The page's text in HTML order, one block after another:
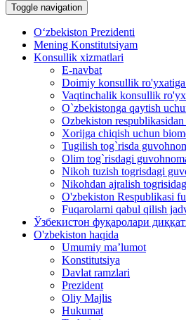
Toggle navigation
Oʻzbekiston Prezidenti
Mening Konstitutsiyam
Konsullik xizmatlari
E-navbat
Doimiy konsullik ro'yxatiga
Vaqtinchalik konsullik
O`zbekistonga qaytish
Ozbekiston
Xorijga chiqish uchun
Tugilish tog`risda
Olim tog`risdagi
Nikoh tuzish togrisdagi
Nikohdan ajralish
O'zbekiston Respublikasi
Fuqarolarni qabul qilish
Ўзбекистон фуқаролари
O'zbekiston haqida
Umumiy ma’lumot
Konstitutsiya
Davlat ramzlari
Prezident
Oliy Majlis
Hukumat